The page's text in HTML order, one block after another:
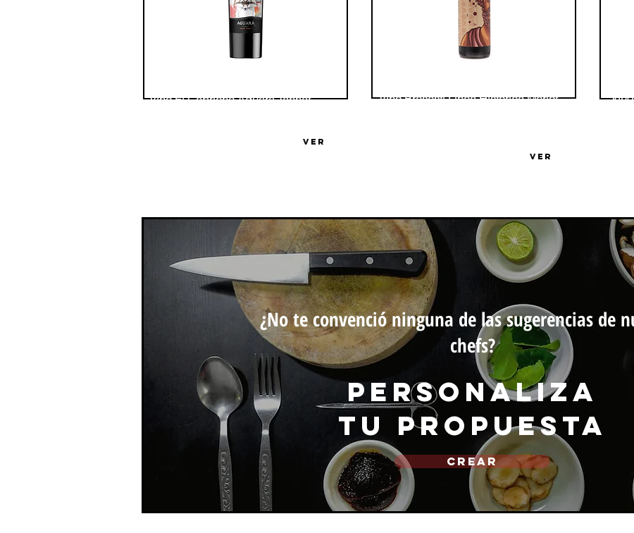
Vino El Capricho Aguará Tannat
VER
Vino Bresesti Línea Historica Merlot
VER
CREAR
¿No te convenció ninguna de las sugerencias de
chefs?
personaliza
tu propuesta